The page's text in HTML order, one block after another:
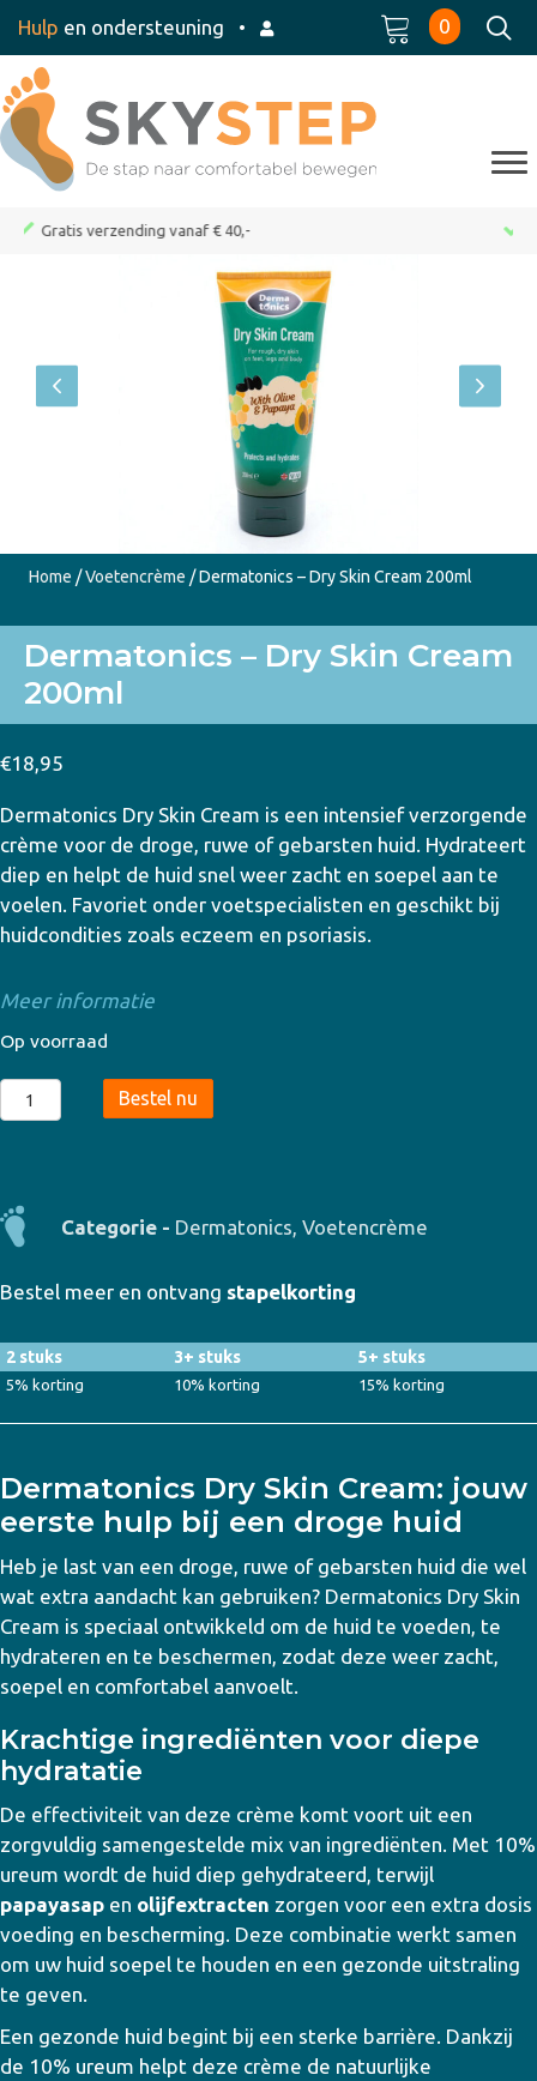
Hulp en ondersteuning • 0
Op werkdagen voor 15:00 besteld, dezelfde dag
Home /Voetencrème / Dermatonics – Dry Skin Cream 200ml
Dermatonics – Dry Skin Cream
200ml
€18,95
Dermatonics Dry Skin Cream is een intensief verzorgende
crème voor de droge, ruwe of gebarsten huid. Hydrateert
diep en helpt de huid snel weer zacht en soepel aan te
voelen. Favoriet onder voetspecialisten en geschikt bij
huidcondities zoals eczeem en psoriasis.
Meer informatie
Op voorraad
Dermatonics
-
Cream
200ml
Bestel nu
Categorie - Dermatonics, Voetencrème
Bestel meer en ontvang stapelkorting
2 stuks 3+ stuks 5+ stuks
5% korting 10% korting 15% korting
Dermatonics Dry Skin Cream: jouw
eerste hulp bij een droge huid
Heb je last van een droge, ruwe of gebarsten huid die wel
wat extra aandacht kan gebruiken? Dermatonics Dry Skin
Cream is speciaal ontwikkeld om de huid te voeden, te
hydrateren en te beschermen, zodat deze weer zacht,
soepel en comfortabel aanvoelt.
Krachtige ingrediënten voor diepe
hydratatie
De effectiviteit van deze crème komt voort uit een
zorgvuldig samengestelde mix van ingrediënten. Met 10%
ureum wordt de huid diep gehydrateerd, terwijl
papayasap en olijfextracten zorgen voor een extra dosis
voeding en bescherming. Deze combinatie werkt samen
om uw huid soepel te houden en een gezonde uitstraling
te geven.
Een gezonde huid begint bij een sterke barrière. Dankzij
de 10% ureum helpt deze crème de natuurlijke